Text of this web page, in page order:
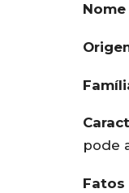
pode
Fatos